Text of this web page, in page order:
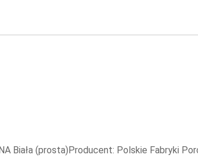
Biała (prosta)Producent: Polskie Fabryki